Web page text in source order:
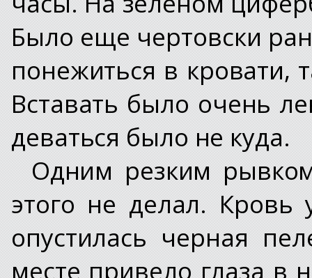
Было еще чертовски
понежиться в кровати,
Вставать было очень
деваться было не куда.
Одним резким
этого не делал. Кровь
опустилась черная
месте привело глаза в